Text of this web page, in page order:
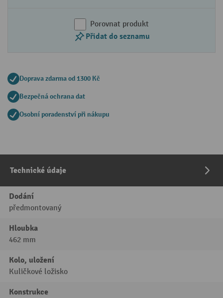
Porovnat produkt
Přidat do seznamu
Doprava zdarma od 1300 Kč
Bezpečná ochrana dat
Osobní poradenství při nákupu
Technické údaje
Dodání
předmontovaný
Hloubka
462 mm
Kolo, uložení
Kuličkové ložisko
Konstrukce